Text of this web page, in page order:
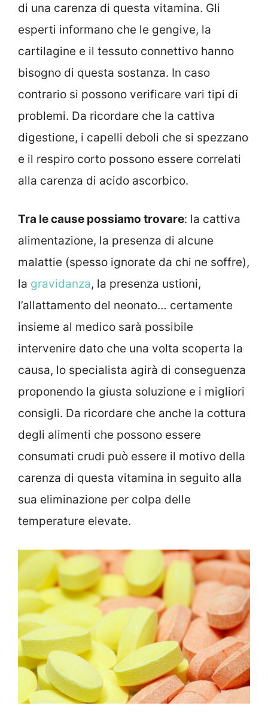
di una carenza di questa vitamina. Gli
esperti informano che le gengive, la
cartilagine e il tessuto connettivo hanno
bisogno di questa sostanza. In caso
contrario si possono verificare vari tipi di
problemi. Da ricordare che la cattiva
digestione, i capelli deboli che si spezzano
e il respiro corto possono essere correlati
alla carenza di acido ascorbico.
Tra le cause possiamo trovare: la cattiva
alimentazione, la presenza di alcune
malattie (spesso ignorate da chi ne soffre),
la gravidanza, la presenza ustioni,
l’allattamento del neonato… certamente
insieme al medico sarà possibile
intervenire dato che una volta scoperta la
causa, lo specialista agirà di conseguenza
proponendo la giusta soluzione e i migliori
consigli. Da ricordare che anche la cottura
degli alimenti che possono essere
consumati crudi può essere il motivo della
carenza di questa vitamina in seguito alla
sua eliminazione per colpa delle
temperature elevate.